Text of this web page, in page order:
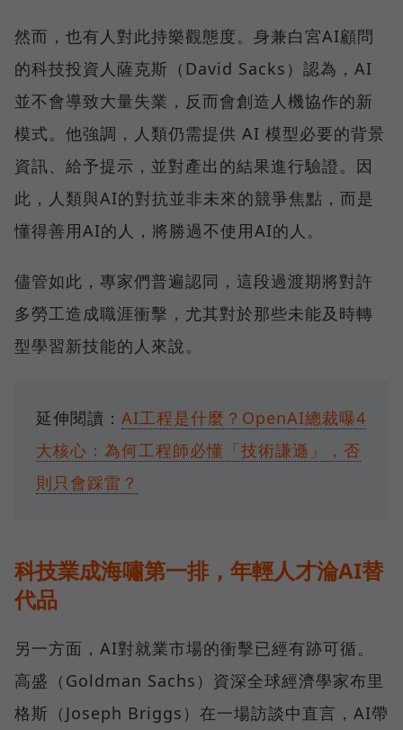
然而，也有人對此持樂觀態度。身兼白宮AI顧問
的科技投資人薩克斯（David Sacks）認為，AI
並不會導致大量失業，反而會創造人機協作的新
模式。他強調，人類仍需提供 AI 模型必要的背景
資訊、給予提示，並對產出的結果進行驗證。因
此，人類與AI的對抗並非未來的競爭焦點，而是
懂得善用AI的人，將勝過不使用AI的人。
儘管如此，專家們普遍認同，這段過渡期將對許
多勞工造成職涯衝擊，尤其對於那些未能及時轉
型學習新技能的人來說。
延伸閱讀： AI工程是什麼？OpenAI總裁曝4
大核心：為何工程師必懂「技術謙遜」，否
則只會踩雷？
科技業成海嘯第一排，年輕人才淪AI替
代品
另一方面，AI對就業市場的衝擊已經有跡可循。
高盛（Goldman Sachs）資深全球經濟學家布里
格斯（Joseph Briggs）在一場訪談中直言，AI帶